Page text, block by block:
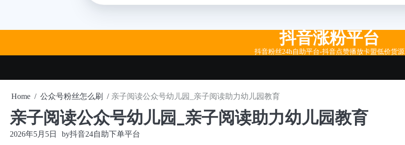
抖音涨粉平台
抖音粉丝24h自助平台-抖音点赞播放卡盟低价货源
Home 公众号粉丝怎么刷 亲子阅读公众号幼儿园_亲子阅读助力幼儿园教育
亲子阅读公众号幼儿园_亲子阅读助力幼儿园教育
2026年5月5日 by抖音24自助下单平台